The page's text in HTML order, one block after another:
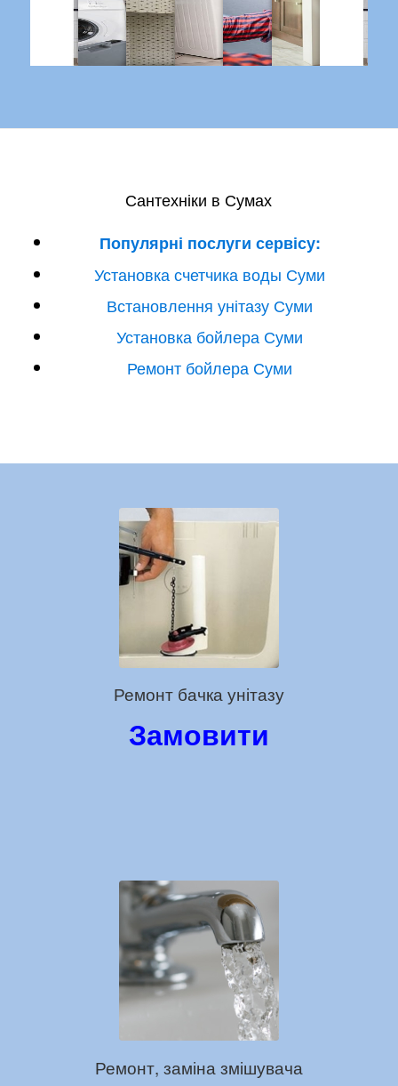
Сантехніки в Сумах
Популярні послуги сервісу:
Установка счетчика воды Суми
Встановлення унітазу Суми
Установка бойлера Суми
Ремонт бойлера Суми
Ремонт бачка унітазу
Замовити
Ремонт, заміна змішувача